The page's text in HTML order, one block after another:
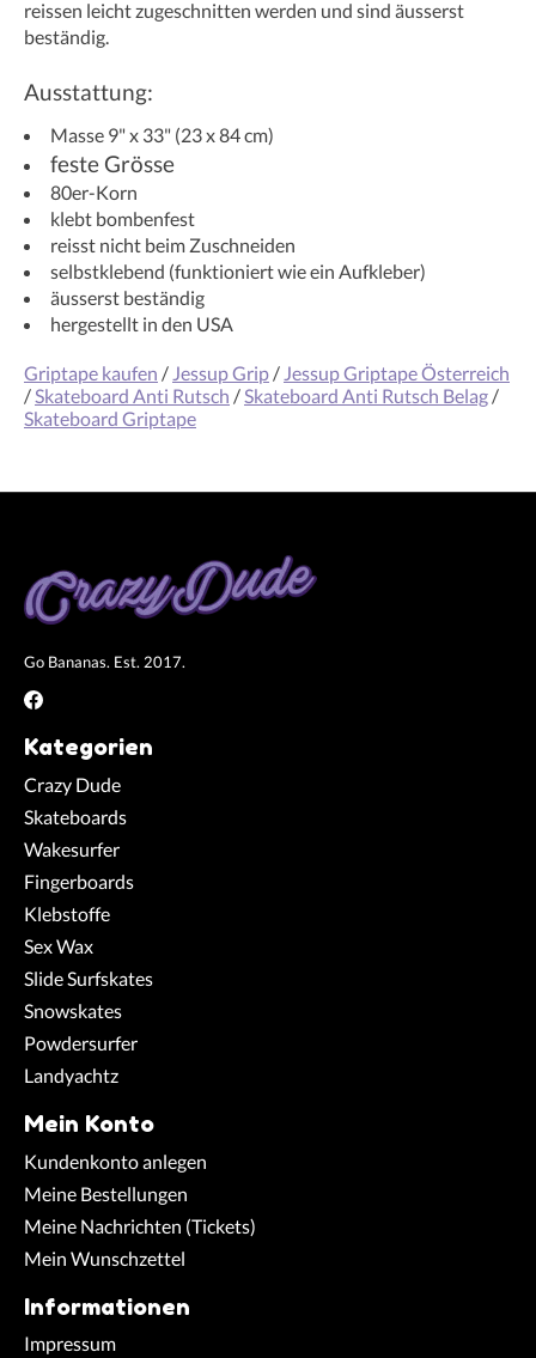
reissen leicht zugeschnitten werden und sind äusserst
beständig.
Ausstattung:
Masse 9" x 33" (23 x 84 cm)
feste Grösse
80er-Korn
klebt bombenfest
reisst nicht beim Zuschneiden
selbstklebend (funktioniert wie ein Aufkleber)
äusserst beständig
hergestellt in den USA
Griptape kaufen / Jessup Grip / Jessup Griptape Österreich
/ Skateboard Anti Rutsch / Skateboard Anti Rutsch Belag /
Skateboard Griptape
Go Bananas. Est. 2017.
Kategorien
Crazy Dude
Skateboards
Wakesurfer
Fingerboards
Klebstoffe
Sex Wax
Slide Surfskates
Snowskates
Powdersurfer
Landyachtz
Mein Konto
Kundenkonto anlegen
Meine Bestellungen
Meine Nachrichten (Tickets)
Mein Wunschzettel
Informationen
Impressum